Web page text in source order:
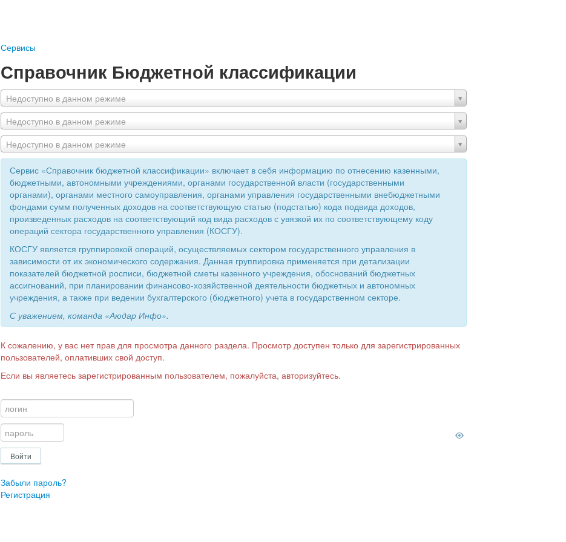
Сервисы
Справочник Бюджетной классификации
Недоступно в данном режиме
Недоступно в данном режиме
Недоступно в данном режиме
Сервис «Справочник бюджетной классификации» включает в себя информацию по отнесению казенными,
бюджетными, автономными учреждениями, органами государственной власти (государственными
органами), органами местного самоуправления, органами управления государственными внебюджетными
фондами сумм полученных доходов на соответствующую статью (подстатью) кода подвида доходов,
произведенных расходов на соответствующий код вида расходов с увязкой их по соответствующему коду
операций сектора государственного управления (КОСГУ).
КОСГУ является группировкой операций, осуществляемых сектором государственного управления в
зависимости от их экономического содержания. Данная группировка применяется при детализации
показателей бюджетной росписи, бюджетной сметы казенного учреждения, обоснований бюджетных
ассигнований, при планировании финансово-хозяйственной деятельности бюджетных и автономных
учреждения, а также при ведении бухгалтерского (бюджетного) учета в государственном секторе.
С уважением, команда «Аюдар Инфо».
К сожалению, у вас нет прав для просмотра данного раздела. Просмотр доступен только для зарегистрированных
пользователей, оплативших свой доступ.
Если вы являетесь зарегистрированным пользователем, пожалуйста, авторизуйтесь.
Забыли пароль?
Регистрация